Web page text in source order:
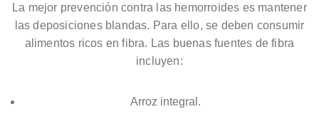
La mejor prevención contra las hemorroides es mantener
las deposiciones blandas. Para ello, se deben consumir
alimentos ricos en fibra. Las buenas fuentes de fibra
incluyen:
Arroz integral.